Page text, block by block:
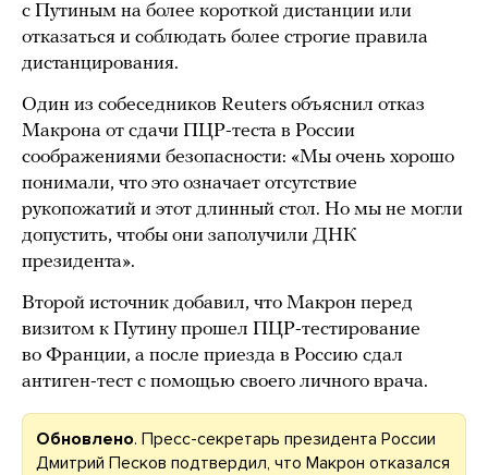
с Путиным на более короткой дистанции или
отказаться и соблюдать более строгие правила
дистанцирования.
Один из собеседников Reuters объяснил отказ
Макрона от сдачи ПЦР-теста в России
соображениями безопасности: «Мы очень хорошо
понимали, что это означает отсутствие
рукопожатий и этот длинный стол. Но мы не могли
допустить, чтобы они заполучили ДНК
президента».
Второй источник добавил, что Макрон перед
визитом к Путину прошел ПЦР-тестирование
во Франции, а после приезда в Россию сдал
антиген-тест с помощью своего личного врача.
Обновлено. Пресс-секретарь президента России
Дмитрий Песков подтвердил, что Макрон отказался